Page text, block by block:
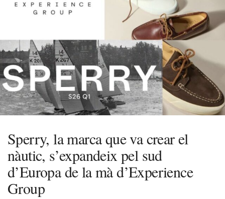
Sperry, la marca que va crear el
nàutic, s’expandeix pel sud
d’Europa de la mà d’Experience
Group